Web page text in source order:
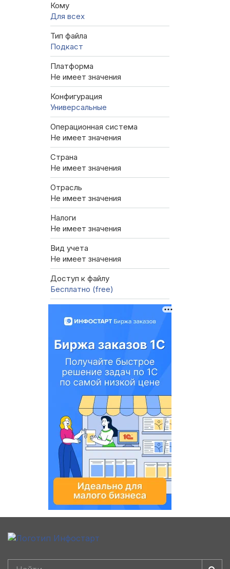
Кому
Для всех
Тип файла
Подкаст
Платформа
Не имеет значения
Конфигурация
Универсальные
Операционная система
Не имеет значения
Страна
Не имеет значения
Отрасль
Не имеет значения
Налоги
Не имеет значения
Вид учета
Не имеет значения
Доступ к файлу
Бесплатно (free)